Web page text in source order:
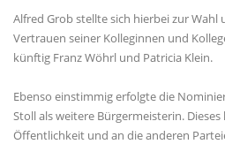
Alfred Grob stellte sich hierbei zur
Vertrauen seiner Kolleginnen und
künftig Franz Wöhrl und Patricia Klein.
Ebenso einstimmig erfolgte die
Stoll als weitere Bürgermeisterin. Dieses
Öffentlichkeit und an die anderen